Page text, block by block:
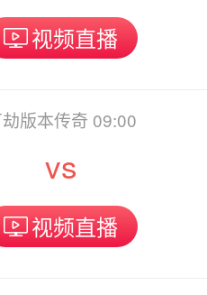
视频直播
版本传奇 09:00
vs
视频直播